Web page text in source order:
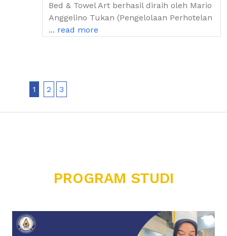
Bed & Towel Art berhasil diraih oleh Mario
Anggelino Tukan (Pengelolaan Perhotelan
... read more
1 2 3
PROGRAM STUDI